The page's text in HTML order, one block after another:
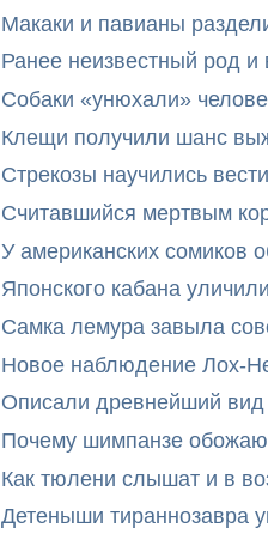
Макаки и павианы
Ранее неизвестный род и
Собаки «унюхали»
Клещи получили шанс
Стрекозы научились
Считавшийся мертвым
У американских сомиков
Японского кабана
Самка лемура завыла
Новое наблюдение Лох-
Описали древнейший
Почему шимпанзе
Как тюлени слышат и в
Детеныши тираннозавра